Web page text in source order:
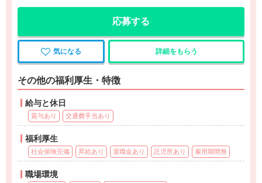
応募する
気になる 詳細をもらう
その他の福利厚生・特徴
給与と休日
賞与あり 交通費手当あり
福利厚生
社会保険完備 昇給あり 退職金あり 託児所あり 雇用期間無
職場環境